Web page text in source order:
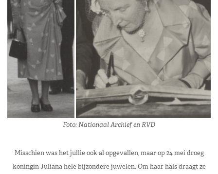
Foto: Nationaal Archief en RVD
Misschien was het jullie ook al opgevallen, maar op 24 mei droeg
koningin Juliana hele bijzondere juwelen. Om haar hals draagt ze